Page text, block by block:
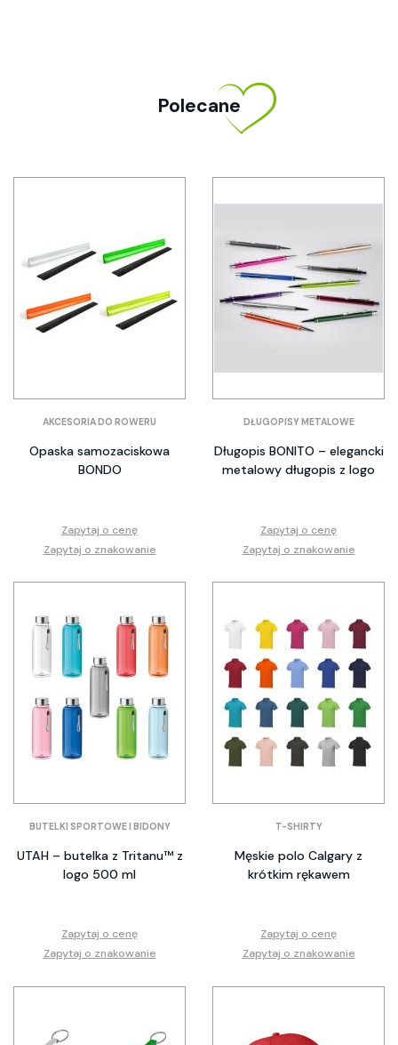
Polecane
AKCESORIA DO ROWERU
Opaska samozaciskowa
BONDO
Zapytaj o cenę
Zapytaj o znakowanie
DŁUGOPISY METALOWE
Długopis BONITO – elegancki
metalowy długopis z logo
Zapytaj o cenę
Zapytaj o znakowanie
BUTELKI SPORTOWE I BIDONY
UTAH – butelka z Tritanu™ z
logo 500 ml
Zapytaj o cenę
Zapytaj o znakowanie
T-SHIRTY
Męskie polo Calgary z
krótkim rękawem
Zapytaj o cenę
Zapytaj o znakowanie